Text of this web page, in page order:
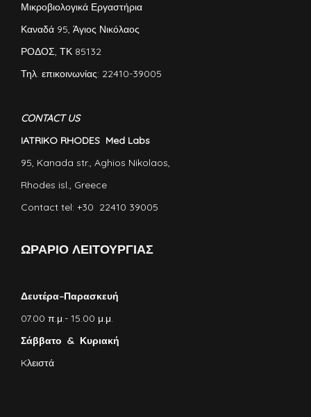
Μικροβιολογικά Εργαστήρια
Καναδά 95, Άγιος Νικόλαος
ΡΟΔΟΣ, ΤΚ 85132
Τηλ. επικοινωνίας: 22410-39005
CONTACT US
IATRIKO RHODES Med Labs
95, Kanada str., Aghios Nikolaos,
Rhodes isl., Greece
Contact tel: +30 22410 39005
ΩΡΑΡΙΟ ΛΕΙΤΟΥΡΓΙΑΣ
Δευτέρα–Παρασκευή
07.00 π.μ.- 15.00 μ.μ.
Σάββατο & Κυριακή
Kλειστά